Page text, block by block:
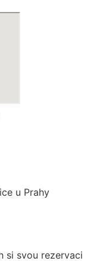
u Prahy
si svou rezervaci